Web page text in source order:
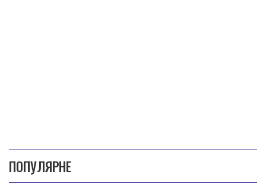
ПОПУЛЯРНЕ